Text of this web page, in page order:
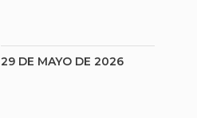
29 DE MAYO DE 2026